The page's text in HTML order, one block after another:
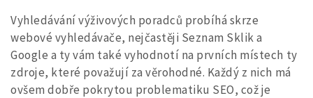
Vyhledávání výživových poradců probíhá skrze
webové vyhledávače, nejčastěji Seznam Sklik a
Google a ty vám také vyhodnotí na prvních místech ty
zdroje, které považují za věrohodné. Každý z nich má
ovšem dobře pokrytou problematiku SEO, což je